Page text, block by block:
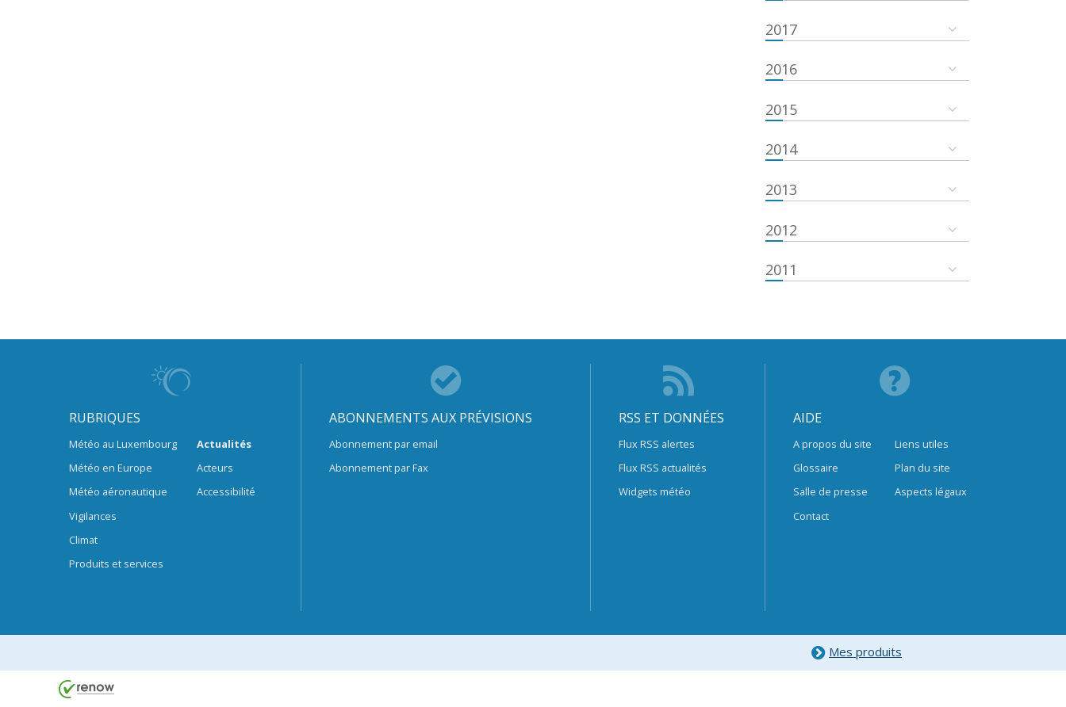
2017
2016
2015
2014
2013
2012
2011
RUBRIQUES
Météo au Luxembourg
Météo en Europe
Météo aéronautique
Vigilances
Climat
Produits et services
Actualités
Acteurs
Accessibilité
ABONNEMENTS AUX PRÉVISIONS
Abonnement par email
Abonnement par Fax
RSS ET DONNÉES
Flux RSS alertes
Flux RSS actualités
Widgets météo
AIDE
A propos du site
Glossaire
Salle de presse
Contact
Liens utiles
Plan du site
Aspects légaux
Mes produits